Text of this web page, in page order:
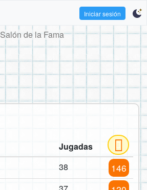
Iniciar sesión
Salón de la Fama
Jugadas
38 146